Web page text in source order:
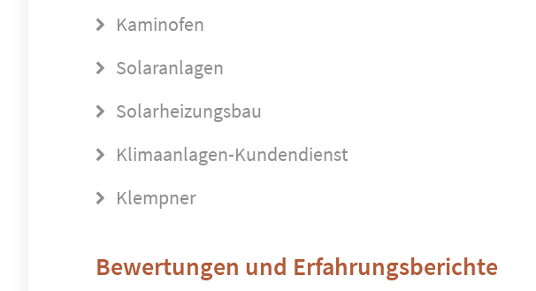
Kaminofen
Solaranlagen
Solarheizungsbau
Klimaanlagen-Kundendienst
Klempner
Bewertungen und Erfahrungsberichte